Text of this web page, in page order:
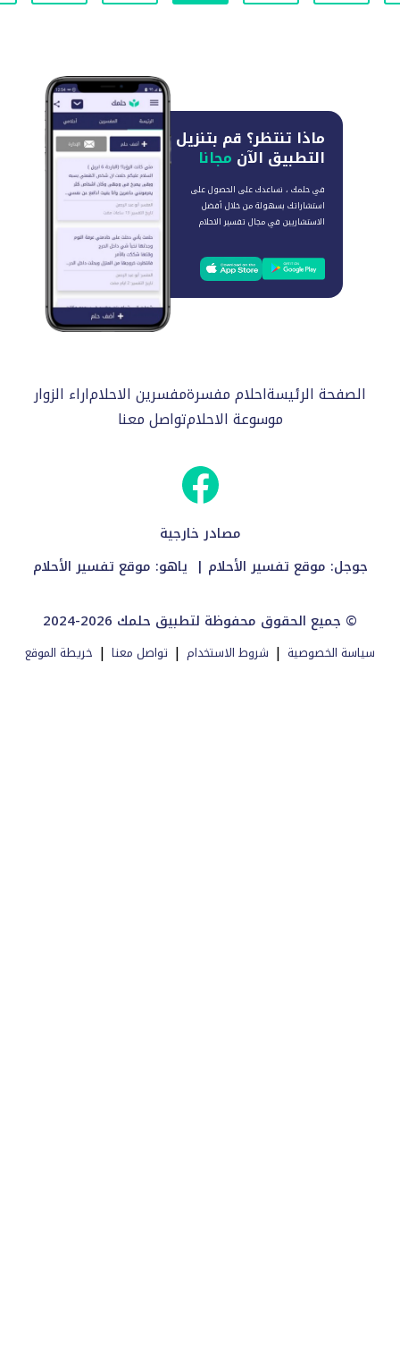
ماذا تنتظر؟ قم بتنزيل
التطبيق الآن مجانا
في حلمك ، نساعدك على الحصول على
استشاراتك بسهولة من خلال أفضل
الاستشاريين في مجال تفسير الاحلام
الصفحة الرئيسةاحلام مفسرةمفسرين الاحلاماراء الزوار
موسوعة الاحلامتواصل معنا
مصادر خارجية
جوجل: موقع تفسير الأحلام | ياهو: موقع تفسير الأحلام
2024-2026 جميع الحقوق محفوظة لتطبيق حلمك ©
سياسة الخصوصية | شروط الاستخدام | تواصل معنا | خريطة الموقع